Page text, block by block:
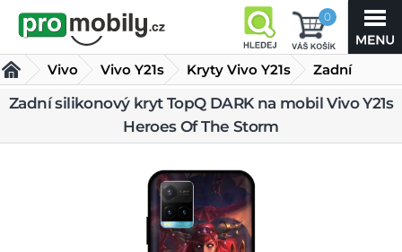
0
Vivo Vivo Y21s Kryty Vivo Y21s
Zadní
silikonový
kryt TopQ DARK na mobil Vivo Y21s Heroes Of The Storm
Zadní silikonový kryt TopQ DARK na mobil Vivo Y21s
Heroes Of The Storm